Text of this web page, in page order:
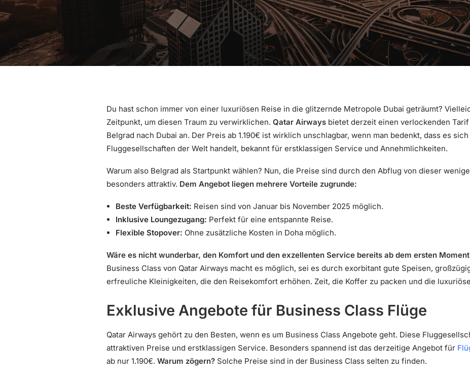
Du hast schon immer von einer luxuriösen Reise in die glitzernde Metropole Dubai geträumt?
Zeitpunkt, um diesen Traum zu verwirklichen. Qatar Airways bietet derzeit einen verlockenden
Belgrad nach Dubai an. Der Preis ab 1.190€ ist wirklich unschlagbar, wenn man bedenkt, dass es
Fluggesellschaften der Welt handelt, bekannt für erstklassigen Service und Annehmlichkeiten.
Warum also Belgrad als Startpunkt wählen? Nun, die Preise sind durch den Abflug von dieser
besonders attraktiv. Dem Angebot liegen mehrere Vorteile zugrunde:
Beste Verfügbarkeit: Reisen sind von Januar bis November 2025 möglich.
Inklusive Loungezugang: Perfekt für eine entspannte Reise.
Flexible Stopover: Ohne zusätzliche Kosten in Doha möglich.
Wäre es nicht wunderbar, den Komfort und den exzellenten Service bereits ab dem ersten
Business Class von Qatar Airways macht es möglich, sei es durch exorbitant gute Speisen,
erfreuliche Kleinigkeiten, die den Reisekomfort erhöhen. Zeit, die Koffer zu packen und die
Exklusive Angebote für Business Class Flüge
Qatar Airways gehört zu den Besten, wenn es um Business Class Angebote geht. Diese
attraktiven Preise und erstklassigen Service. Besonders spannend ist das derzeitige Angebot für
ab nur 1.190€. Warum zögern? Solche Preise sind in der Business Class selten zu finden.